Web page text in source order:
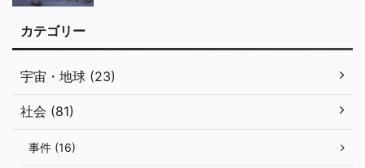
カテゴリー
宇宙・地球 (23)
社会 (81)
事件 (16)